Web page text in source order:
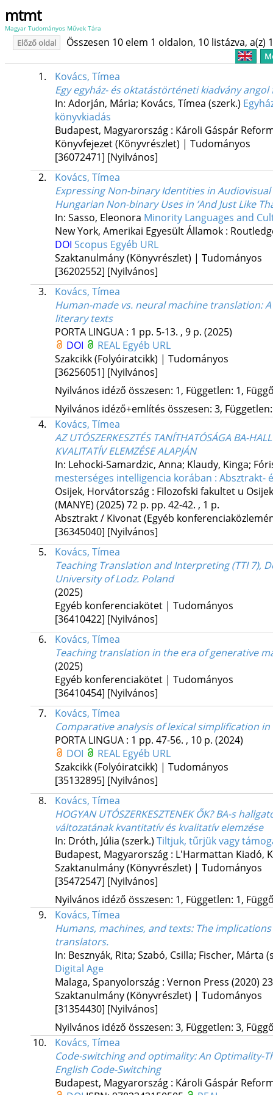
mtmt
Magyar Tudományos Művek Tára
Előző oldal Összesen 10 elem 1 oldalon, 10 listázva, a(z)
1.
Kovács, Tímea
Egy egyház- és oktatástörténeti kiadvány
In: Adorján, Mária; Kovács, Tímea (szerk.)
könyvkiadás
Budapest, Magyarország : Károli Gáspár
Könyvfejezet (Könyvrészlet) | Tudományos
[36072471] [Nyilvános]
2.
Kovács, Tímea
Expressing Non-binary Identities in
Hungarian Non-binary Uses in ’And Just Like
In: Sasso, Eleonora Minority Languages and
New York, Amerikai Egyesült Államok :
DOI Scopus Egyéb URL
Szaktanulmány (Könyvrészlet) | Tudományos
[36202552] [Nyilvános]
3.
Kovács, Tímea
Human-made vs. neural machine translation:
literary texts
PORTA LINGUA : 1 pp. 5-13. , 9 p. (2025)
DOI
REAL Egyéb URL
Szakcikk (Folyóiratcikk) | Tudományos
[36256051] [Nyilvános]
Nyilvános idéző összesen: 1, Független: 1,
Nyilvános idéző+említés összesen: 3,
4.
Kovács, Tímea
AZ UTÓSZERKESZTÉS TANÍTHATÓSÁGA BA-
KVALITATÍV ELEMZÉSE ALAPJÁN
In: Lehocki-Samardzic, Anna; Klaudy, Kinga;
mesterséges intelligencia korában : Absztrakt-
Osijek, Horvátország : Filozofski fakultet u
(MANYE) (2025) 72 p. pp. 42-42. , 1 p.
Absztrakt / Kivonat (Egyéb
[36345040] [Nyilvános]
5.
Kovács, Tímea
Teaching Translation and Interpreting (TTI 7),
University of Lodz. Poland
(2025)
Egyéb konferenciakötet | Tudományos
[36410422] [Nyilvános]
6.
Kovács, Tímea
Teaching translation in the era of generative
(2025)
Egyéb konferenciakötet | Tudományos
[36410454] [Nyilvános]
7.
Kovács, Tímea
Comparative analysis of lexical simplification
PORTA LINGUA : 1 pp. 47-56. , 10 p. (2024)
DOI
REAL Egyéb URL
Szakcikk (Folyóiratcikk) | Tudományos
[35132895] [Nyilvános]
8.
Kovács, Tímea
HOGYAN UTÓSZERKESZTENEK ŐK? BA-s
változatának kvantitatív és kvalitatív elemzése
In: Dróth, Júlia (szerk.) Tiltjuk, tűrjük vagy
Budapest, Magyarország : L'Harmattan Kiadó,
Szaktanulmány (Könyvrészlet) | Tudományos
[35472547] [Nyilvános]
Nyilvános idéző összesen: 1, Független: 1,
9.
Kovács, Tímea
Humans, machines, and texts: The
translators.
In: Besznyák, Rita; Szabó, Csilla; Fischer, Márta
Digital Age
Malaga, Spanyolország : Vernon Press (2020)
Szaktanulmány (Könyvrészlet) | Tudományos
[31354430] [Nyilvános]
Nyilvános idéző összesen: 3, Független: 3,
10.
Kovács, Tímea
Code-switching and optimality: An Optimality-
English Code-Switching
Budapest, Magyarország : Károli Gáspár